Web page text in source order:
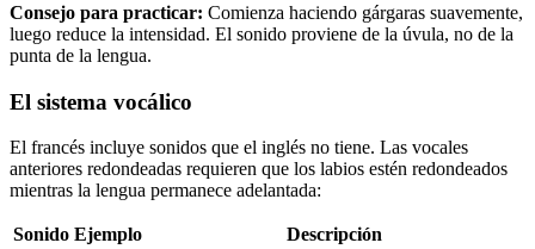
Consejo para practicar: Comienza haciendo gárgaras suavemente,
luego reduce la intensidad. El sonido proviene de la úvula, no de la
punta de la lengua.
El sistema vocálico
El francés incluye sonidos que el inglés no tiene. Las vocales
anteriores redondeadas requieren que los labios estén redondeados
mientras la lengua permanece adelantada:
Sonido Ejemplo
Descripción